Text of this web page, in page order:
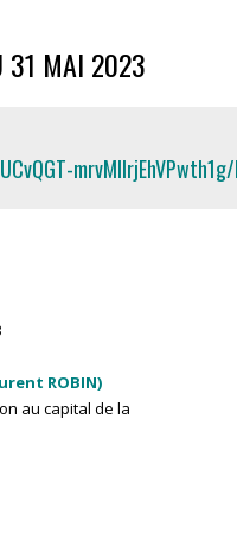
31 MAI 2023
ROBIN)
au capital de la